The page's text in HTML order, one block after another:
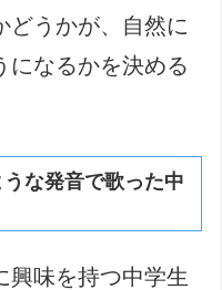
どうかが、自然に
になるかを決める
な発音で歌った中
興味を持つ中学生